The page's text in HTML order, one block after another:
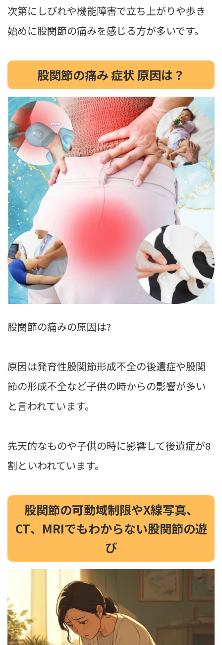
次第にしびれや機能障害で立ち上がりや歩き
始めに股関節の痛みを感じる方が多いです。
股関節の痛み 症状 原因は？
股関節の痛みの原因は?
原因は発育性股関節形成不全の後遺症や股関
節の形成不全など子供の時からの影響が多い
と言われています。
先天的なものや子供の時に影響して後遺症が8
割といわれています。
股関節の可動域制限やX線写真、
CT、MRIでもわからない股関節の遊
び